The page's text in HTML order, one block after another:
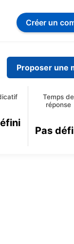
Créer un
Proposer une
Temps de
réponse
Pas